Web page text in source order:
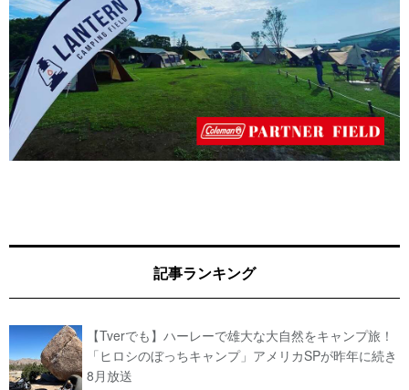
記事ランキング
【Tverでも】ハーレーで雄大な大自然をキャンプ旅！
「ヒロシのぼっちキャンプ」アメリカSPが昨年に続き
8月放送